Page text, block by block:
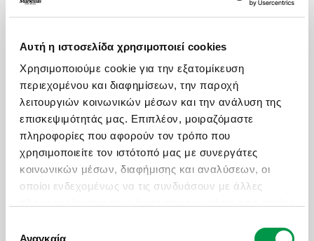
Αυτή η ιστοσελίδα χρησιμοποιεί cookies
Χρησιμοποιούμε cookie για την εξατομίκευση
περιεχομένου και διαφημίσεων, την παροχή
λειτουργιών κοινωνικών μέσων και την ανάλυση της
επισκεψιμότητάς μας. Επιπλέον, μοιραζόμαστε
πληροφορίες που αφορούν τον τρόπο που
χρησιμοποιείτε τον ιστότοπό μας με συνεργάτες
κοινωνικών μέσων, διαφήμισης και αναλύσεων, οι
οποίοι ενδεχομένως να τις συνδυάσουν με άλλες
χρήση των υπηρεσιών τους.
Αναγκαία
24-Hour Reception /
Front Desk
Accessible public
restroom
Babysitting
Beach Sunbeds &
Umbrellas
Boutique
Complimentary WiFi
Concierge services
Daily maid service
Fitness center
Outdoor Gym
Parking Area
Pool Bar
Private pools
Resort beach bag with
towels & beach
accessories
Room Service
Satelite TV
Security Vault
ΧΑΡΤΗΣ
ΦΟΡΜΑ ΕΝΔΙΑΦΕΡΟΝΤΟΣ
Ενδιαφέρομαι για / Interested in *
Grecotel LUXME White